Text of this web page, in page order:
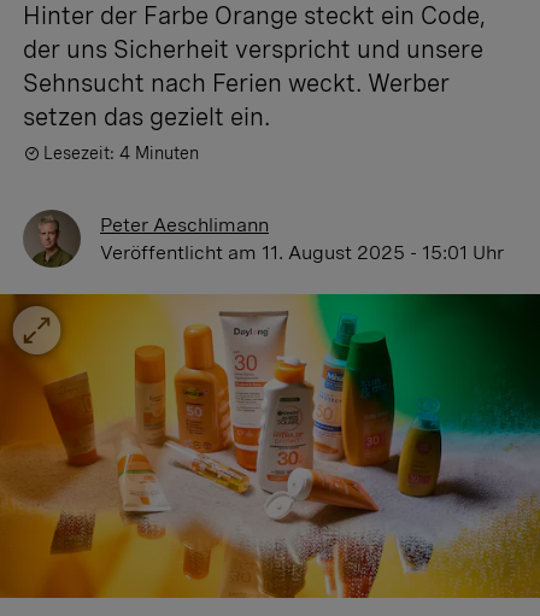
Hinter der Farbe Orange steckt ein Code,
der uns Sicherheit verspricht und unsere
Sehnsucht nach Ferien weckt. Werber
setzen das gezielt ein.
Lesezeit: 4 Minuten
Peter Aeschlimann
Veröffentlicht am 11. August 2025 - 15:01 Uhr